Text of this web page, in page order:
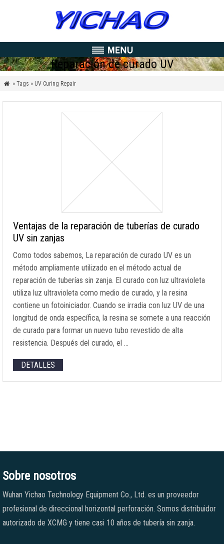
Reparación de curado UV
 » Tags » UV Curing Repair
Ventajas de la reparación de tuberías de curado
UV sin zanjas
Como todos sabemos, La reparación de curado UV es un
método ampliamente utilizado en el método actual de
reparación de tuberías sin zanja. El curado con luz ultravioleta
utiliza luz ultravioleta como medio de curado, y la resina
contiene un fotoiniciador. Cuando se irradia con luz UV de una
longitud de onda específica, la resina se somete a una reacción
de curado para formar un nuevo tubo revestido de alta
resistencia. Después del curado, el …
DETALLES
Sobre nosotros
Wuhan Yichao Technology Equipment Co., Ltd. es un proveedor
profesional de direccional horizontal perforación. Somos distribuidor
autorizado de XCMG y tiene casi 10 años de tubería sin zanja.